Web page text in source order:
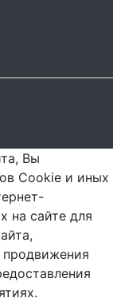
Вы
Cookie и иных
на сайте для
продвижения